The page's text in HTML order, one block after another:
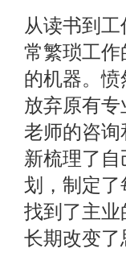
从读书到
常繁琐工
的机器。
放弃原有
老师的咨
新梳理了
划，制定
找到了主
长期改变了